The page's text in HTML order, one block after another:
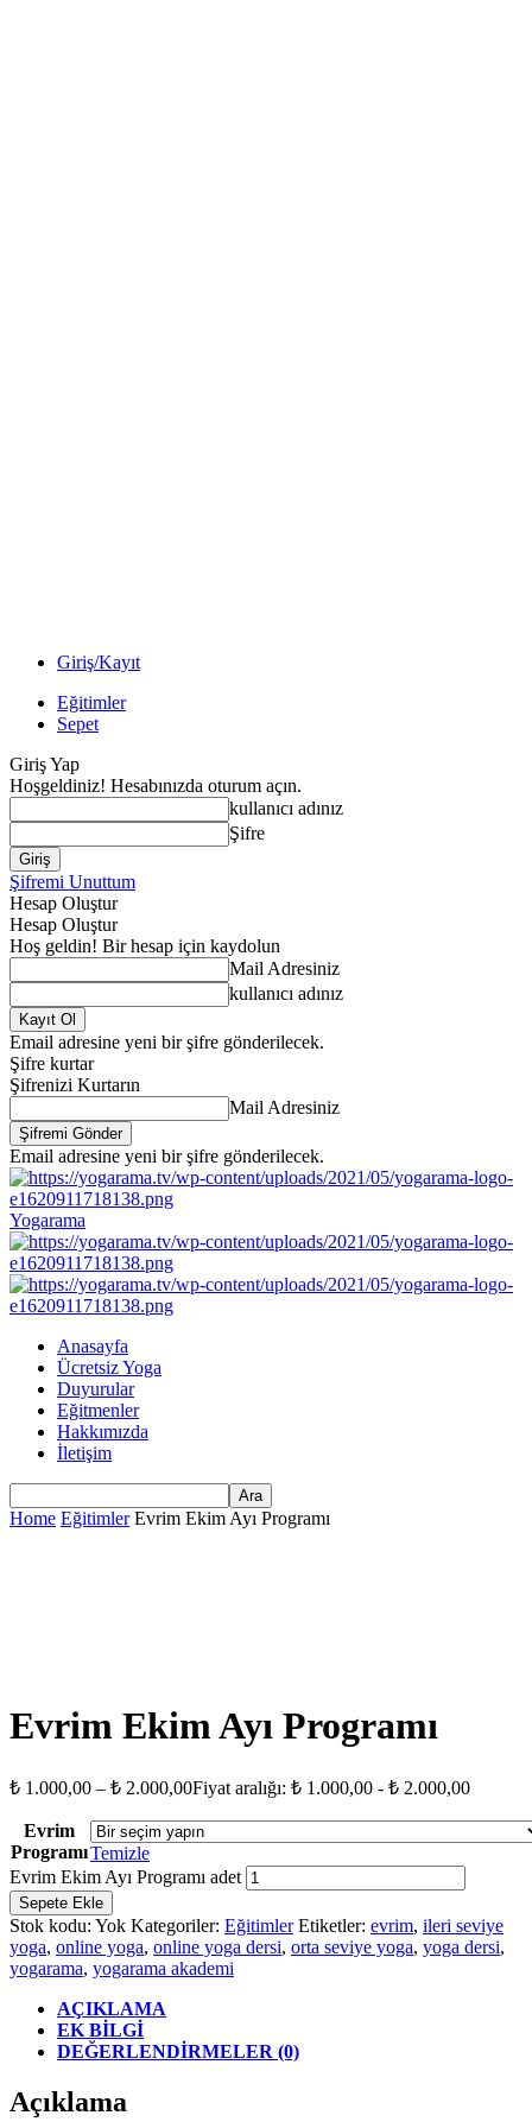
Giriş/Kayıt
Eğitimler
Sepet
Giriş Yap
Hoşgeldiniz! Hesabınızda oturum açın.
kullanıcı adınız
Şifre
Şifremi Unuttum
Hesap Oluştur
Hesap Oluştur
Hoş geldin! Bir hesap için kaydolun
Mail Adresiniz
kullanıcı adınız
Email adresine yeni bir şifre gönderilecek.
Şifre kurtar
Şifrenizi Kurtarın
Mail Adresiniz
Email adresine yeni bir şifre gönderilecek.
Yogarama
Anasayfa
Ücretsiz Yoga
Duyurular
Eğitmenler
Hakkımızda
İletişim
Home Eğitimler Evrim Ekim Ayı Programı
Evrim Ekim Ayı Programı
₺ 1.000,00 – ₺ 2.000,00Fiyat aralığı: ₺ 1.000,00 - ₺ 2.000,00
Evrim
ProgramıTemizle
Evrim Ekim Ayı Programı adet
Sepete Ekle
Stok kodu: Yok Kategoriler: Eğitimler Etiketler: evrim, ileri seviye
yoga, online yoga, online yoga dersi, orta seviye yoga, yoga dersi,
yogarama, yogarama akademi
AÇIKLAMA
EK BILGI
DEĞERLENDIRMELER (0)
Açıklama